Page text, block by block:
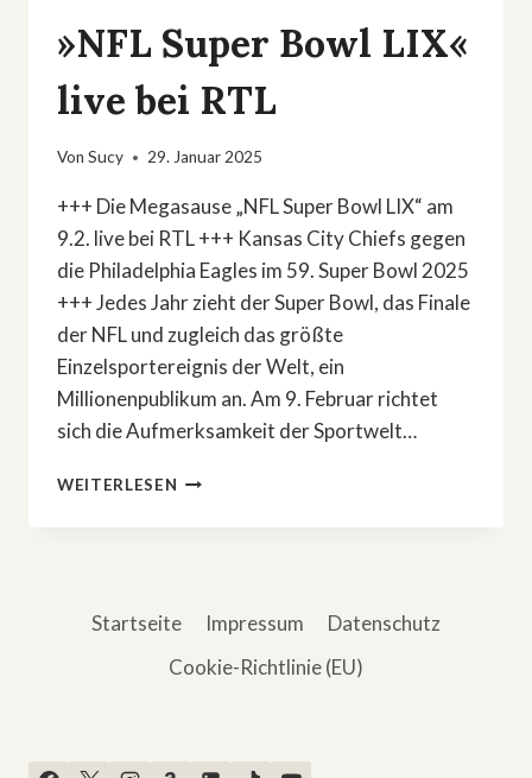
»NFL Super Bowl LIX«
live bei RTL
Von Sucy 29. Januar 2025
+++ Die Megasause „NFL Super Bowl LIX“ am
9.2. live bei RTL +++ Kansas City Chiefs gegen
die Philadelphia Eagles im 59. Super Bowl 2025
+++ Jedes Jahr zieht der Super Bowl, das Finale
der NFL und zugleich das größte
Einzelsportereignis der Welt, ein
Millionenpublikum an. Am 9. Februar richtet
sich die Aufmerksamkeit der Sportwelt…
WEITERLESEN »NFL
BOWL
RTL
Startseite Impressum
Datenschutz
Cookie-Richtlinie (EU)